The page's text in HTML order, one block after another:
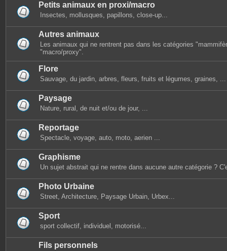
Petits animaux en proxi/macro
Insectes, mollusques, papillons, close-up...
Autres animaux
Les animaux qui ne rentrent pas dans les catégories
"macro/proxy".
Flore
Sauvage, du jardin, arbres, fleurs, fruits et légumes, graines, ...
Paysage
Nature, rural, de nuit et/ou de jour, ...
Reportage
Spectacle, voyage, auto, moto, aerien ...
Graphisme
Un sujet abstrait qui ne rentre dans aucune autre catégorie ?
Photo Urbaine
Street, Architecture, Paysage Urbain, Urbex...
Sport
sport collectif, individuel, motorisé...
Fils personnels